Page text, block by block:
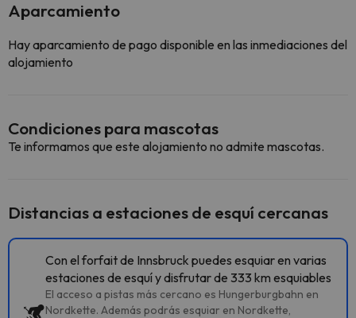
Aparcamiento
Hay aparcamiento de pago disponible en las inmediaciones del
alojamiento
Condiciones para mascotas
Te informamos que este alojamiento no admite mascotas.
Distancias a estaciones de esquí cercanas
Con el forfait de Innsbruck puedes esquiar en varias
estaciones de esquí y disfrutar de 333 km esquiables
El acceso a pistas más cercano es Hungerburgbahn en
Nordkette. Además podrás esquiar en Nordkette,